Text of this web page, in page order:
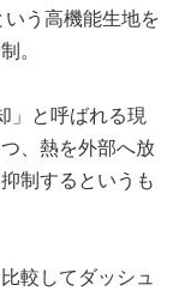
う高機能生地を
。
」と呼ばれる現
、熱を外部へ放
制するというも
較してダッシュ